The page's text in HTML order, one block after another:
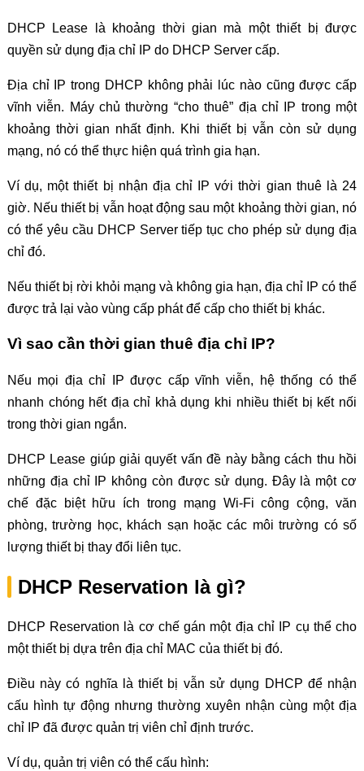
DHCP Lease là khoảng thời gian mà một thiết bị được
quyền sử dụng địa chỉ IP do DHCP Server cấp.
Địa chỉ IP trong DHCP không phải lúc nào cũng được cấp
vĩnh viễn. Máy chủ thường “cho thuê” địa chỉ IP trong một
khoảng thời gian nhất định. Khi thiết bị vẫn còn sử dụng
mạng, nó có thể thực hiện quá trình gia hạn.
Ví dụ, một thiết bị nhận địa chỉ IP với thời gian thuê là 24
giờ. Nếu thiết bị vẫn hoạt động sau một khoảng thời gian, nó
có thể yêu cầu DHCP Server tiếp tục cho phép sử dụng địa
chỉ đó.
Nếu thiết bị rời khỏi mạng và không gia hạn, địa chỉ IP có thể
được trả lại vào vùng cấp phát để cấp cho thiết bị khác.
Vì sao cần thời gian thuê địa chỉ IP?
Nếu mọi địa chỉ IP được cấp vĩnh viễn, hệ thống có thể
nhanh chóng hết địa chỉ khả dụng khi nhiều thiết bị kết nối
trong thời gian ngắn.
DHCP Lease giúp giải quyết vấn đề này bằng cách thu hồi
những địa chỉ IP không còn được sử dụng. Đây là một cơ
chế đặc biệt hữu ích trong mạng Wi-Fi công cộng, văn
phòng, trường học, khách sạn hoặc các môi trường có số
lượng thiết bị thay đổi liên tục.
DHCP Reservation là gì?
DHCP Reservation là cơ chế gán một địa chỉ IP cụ thể cho
một thiết bị dựa trên địa chỉ MAC của thiết bị đó.
Điều này có nghĩa là thiết bị vẫn sử dụng DHCP để nhận
cấu hình tự động nhưng thường xuyên nhận cùng một địa
chỉ IP đã được quản trị viên chỉ định trước.
Ví dụ, quản trị viên có thể cấu hình: